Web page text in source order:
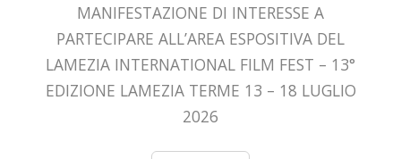
MANIFESTAZIONE DI INTERESSE A
PARTECIPARE ALL’AREA ESPOSITIVA DEL
LAMEZIA INTERNATIONAL FILM FEST – 13°
EDIZIONE LAMEZIA TERME 13 – 18 LUGLIO
2026